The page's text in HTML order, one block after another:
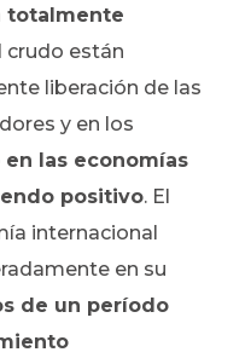
totalmente
crudo están
liberación de las
y en los
las economías
positivo. El
internacional
en su
de un período